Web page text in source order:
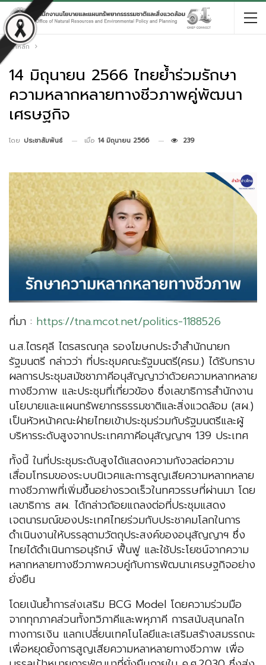
หน้าหลัก
14 มิถุนายน 2566 ไทยย้ำร่วมรักษา
ความหลากหลายทางชีวภาพคู่พัฒนา
เศรษฐกิจ
โดย ประชาสัมพันธ์ เมื่อ 14 มิถุนายน 2566 239
ที่มา : https://tna.mcot.net/politics-1188526
น.ส.ไตรศุลี ไตรสรณกุล รองโฆษกประจำสำนักนายก
รัฐมนตรี กล่าวว่า ที่ประชุมคณะรัฐมนตรี(ครม.) ได้รับทราบ
ผลการประชุมสมัชชาภาคีอนุสัญญาว่าด้วยความหลากหลาย
ทางชีวภาพ และประชุมที่เกี่ยวข้อง ซึ่งเลขาธิการสำนักงาน
นโยบายและแผนทรัพยากรธรรมชาติและสิ่งแวดล้อม (สผ.)
เป็นหัวหน้าคณะฝ่ายไทยเข้าประชุมร่วมกับรัฐมนตรีและผู้
บริหารระดับสูงจากประเทศภาคีอนุสัญญาฯ 139 ประเทศ
ทั้งนี้ ในที่ประชุมระดับสูงได้แสดงความกังวลต่อความ
เสื่อมโทรมของระบบนิเวศและการสูญเสียความหลากหลาย
ทางชีวภาพที่เพิ่มขึ้นอย่างรวดเร็วในทศวรรษที่ผ่านมา โดย
เลขาธิการ สผ. ได้กล่าวถ้อยแถลงต่อที่ประชุมแสดง
เจตนารมณ์ของประเทศไทยร่วมกับประชาคมโลกในการ
ดำเนินงานให้บรรลุตามวัตถุประสงค์ของอนุสัญญาฯ ซึ่ง
ไทยได้ดำเนินการอนุรักษ์ ฟื้นฟู และใช้ประโยชน์จากความ
หลากหลายทางชีวภาพควบคู่กับการพัฒนาเศรษฐกิจอย่าง
ยั่งยืน
โดยเน้นย้ำการส่งเสริม BCG Model โดยความร่วมมือ
จากทุกภาคส่วนทั้งทวิภาคีและพหุภาคี การสนับสุนกลไก
ทางการเงิน แลกเปลี่ยนเทคโนโลยีและเสริมสร้างสมรรถนะ
เพื่อหยุดยั้งการสูญเสียความหลาหลายทางชีวภาพ เพื่อ